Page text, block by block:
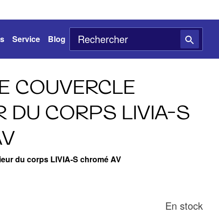
Service Blog
COUVERCLE
DU CORPS LIVIA-S
du corps LIVIA-S chromé AV
En stock